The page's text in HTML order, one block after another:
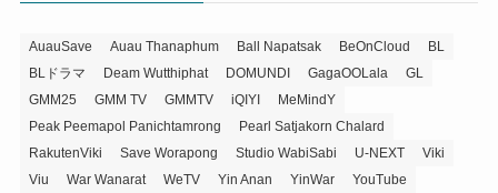
AuauSave Auau Thanaphum Ball Napatsak BeOnCloud
BL
BLドラマ
Deam Wutthiphat DOMUNDI GagaOOLala
GL
GMM25
GMM TV GMMTV iQIYI
MeMindY
Peak Peemapol Panichtamrong
Pearl Satjakorn Chalard
RakutenViki
Save Worapong Studio WabiSabi U-NEXT
Viki
Viu
War Wanarat WeTV Yin Anan YinWar
YouTube